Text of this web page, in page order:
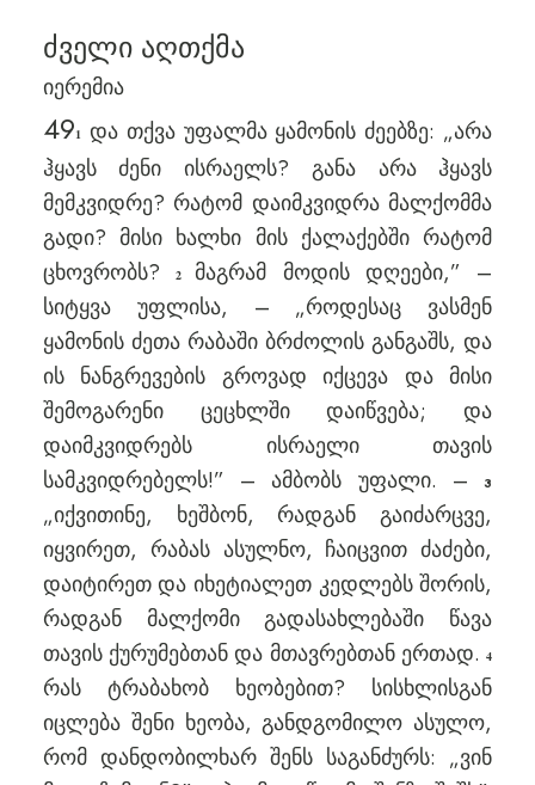
ძველი აღთქმა
იერემია
491
და თქვა უფალმა ყამონის ძეებზე: „არა
ჰყავს ძენი ისრაელს? განა არა ჰყავს
მემკვიდრე? რატომ დაიმკვიდრა მალქომმა
გადი? მისი ხალხი მის ქალაქებში რატომ
ცხოვრობს?2 მაგრამ მოდის დღეები,” –
სიტყვა უფლისა, – „როდესაც ვასმენ
ყამონის ძეთა რაბაში ბრძოლის განგაშს, და
ის ნანგრევების გროვად იქცევა და მისი
შემოგარენი ცეცხლში დაიწვება; და
დაიმკვიდრებს ისრაელი თავის
სამკვიდრებელს!” – ამბობს უფალი. –3
„იქვითინე, ხეშბონ, რადგან გაიძარცვე,
იყვირეთ, რაბას ასულნო, ჩაიცვით ძაძები,
დაიტირეთ და იხეტიალეთ კედლებს შორის,
რადგან მალქომი გადასახლებაში წავა
თავის ქურუმებთან და მთავრებთან ერთად.4
რას ტრაბახობ ხეობებით? სისხლისგან
იცლება შენი ხეობა, განდგომილო ასულო,
რომ დანდობილხარ შენს საგანძურს: „ვინ